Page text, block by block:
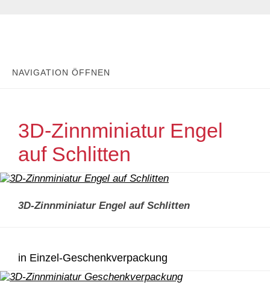
NAVIGATION ÖFFNEN
3D-Zinnminiatur Engel
auf Schlitten
3D-Zinnminiatur Engel auf Schlitten
in Einzel-Geschenkverpackung